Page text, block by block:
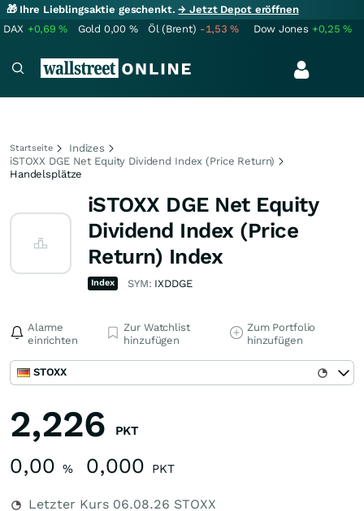
🎁 Ihre Lieblingsaktie geschenkt.→ Jetzt Depot eröffnen
DAX +0,69% Gold 0,00 % Öl (Brent) -1,53% Dow Jones +0,25%
Startseite
Indizes
iSTOXX DGE Net Equity Dividend Index (Price Return)
Handelsplätze
iSTOXX DGE Net Equity
Dividend Index (Price
Return) Index
Index SYM: IXDDGE
Alarme
einrichten
Zur Watchlist
hinzufügen
Zum Portfolio
hinzufügen
STOXX
2,226 PKT
0,00 % 0,000 PKT
Letzter Kurs 06.08.26 STOXX